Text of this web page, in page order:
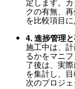
定します。
クの有無、
を比較項目に
4. 進捗管理
施工中は、
るかをマニ
了後は、実
を集計し、
次のプロジェ